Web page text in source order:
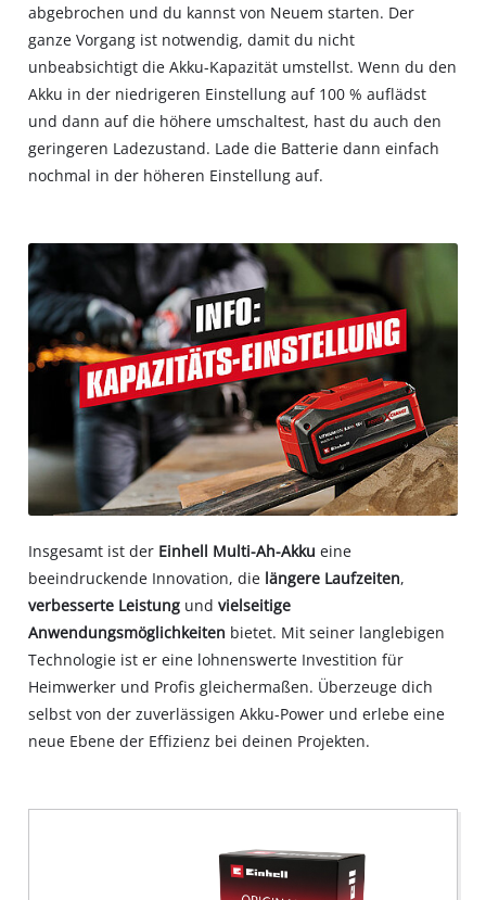
abgebrochen und du kannst von Neuem starten. Der
ganze Vorgang ist notwendig, damit du nicht
unbeabsichtigt die Akku-Kapazität umstellst. Wenn du den
Akku in der niedrigeren Einstellung auf 100 % auflädst
und dann auf die höhere umschaltest, hast du auch den
geringeren Ladezustand. Lade die Batterie dann einfach
nochmal in der höheren Einstellung auf.
Insgesamt ist der Einhell Multi-Ah-Akku eine
beeindruckende Innovation, die längere Laufzeiten,
verbesserte Leistung undvielseitige
Anwendungsmöglichkeiten bietet. Mit seiner langlebigen
Technologie ist er eine lohnenswerte Investition für
Heimwerker und Profis gleichermaßen. Überzeuge dich
selbst von der zuverlässigen Akku-Power und erlebe eine
neue Ebene der Effizienz bei deinen Projekten.